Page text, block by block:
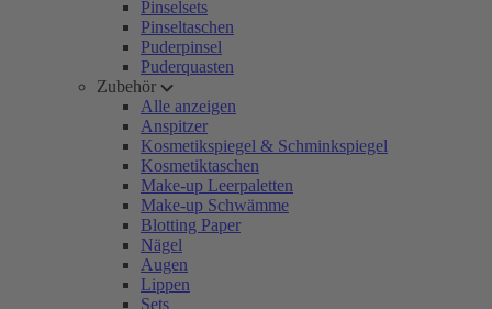
Pinselsets
Pinseltaschen
Puderpinsel
Puderquasten
Zubehör
Alle anzeigen
Anspitzer
Kosmetikspiegel & Schminkspiegel
Kosmetiktaschen
Make-up Leerpaletten
Make-up Schwämme
Blotting Paper
Nägel
Augen
Lippen
Sets